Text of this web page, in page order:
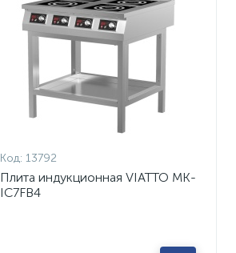
Код: 13792
Плита индукционная VIATTO MK-
IC7FB4